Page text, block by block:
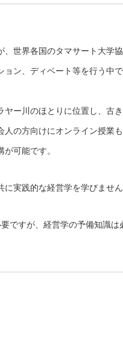
、世界各国のタマサート大学
ョン、ディベート等を行う中
ヤー川のほとりに位置し、古
人の方向けにオンライン授業
可能です。
に実践的な経営学を学びませ
ですが、経営学の予備知識